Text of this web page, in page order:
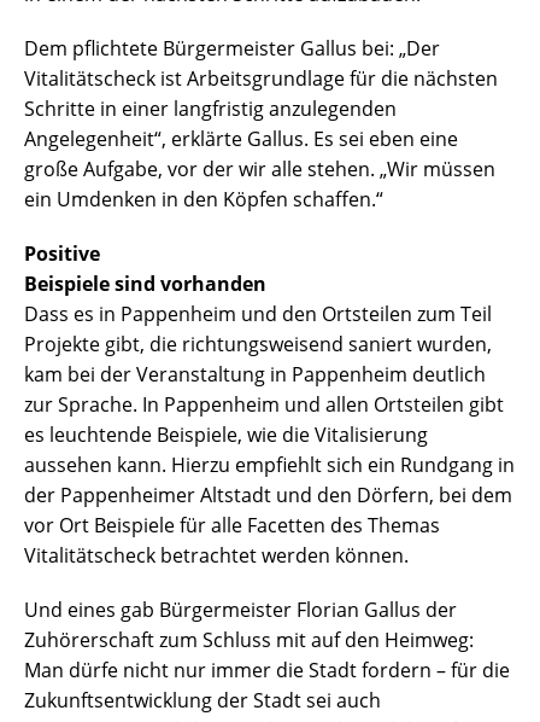
Dem pflichtete Bürgermeister Gallus bei: „Der
Vitalitätscheck ist Arbeitsgrundlage für die nächsten
Schritte in einer langfristig anzulegenden
Angelegenheit“, erklärte Gallus. Es sei eben eine
große Aufgabe, vor der wir alle stehen. „Wir müssen
ein Umdenken in den Köpfen schaffen.“
Positive
Beispiele sind vorhanden
Dass es in Pappenheim und den Ortsteilen zum Teil
Projekte gibt, die richtungsweisend saniert wurden,
kam bei der Veranstaltung in Pappenheim deutlich
zur Sprache. In Pappenheim und allen Ortsteilen gibt
es leuchtende Beispiele, wie die Vitalisierung
aussehen kann. Hierzu empfiehlt sich ein Rundgang in
der Pappenheimer Altstadt und den Dörfern, bei dem
vor Ort Beispiele für alle Facetten des Themas
Vitalitätscheck betrachtet werden können.
Und eines gab Bürgermeister Florian Gallus der
Zuhörerschaft zum Schluss mit auf den Heimweg:
Man dürfe nicht nur immer die Stadt fordern – für die
Zukunftsentwicklung der Stadt sei auch